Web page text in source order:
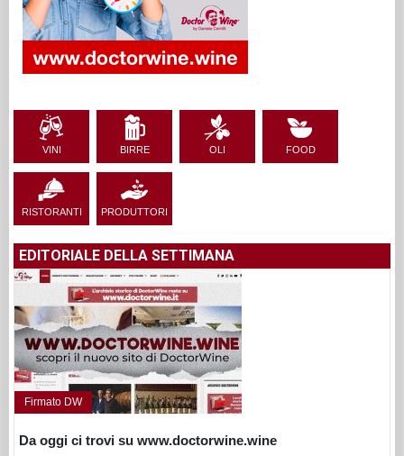
VINI BIRRE OLI FOOD
RISTORANTI PRODUTTORI
EDITORIALE DELLA SETTIMANA
Firmato DW
Da oggi ci trovi su www.doctorwine.wine